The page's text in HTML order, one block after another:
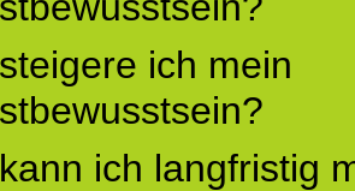
ich mein
ich langfristig